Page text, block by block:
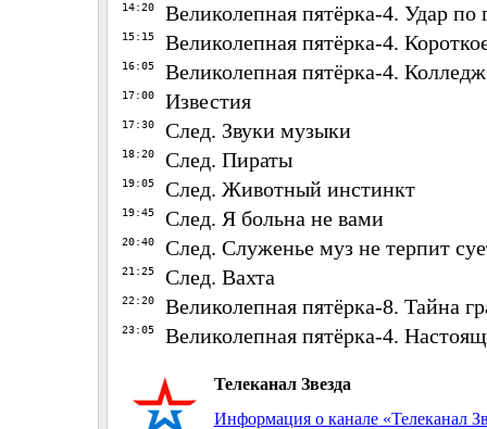
14:20 Великолепная пятёрка-4. Удар по
15:15 Великолепная пятёрка-4.
16:05 Великолепная пятёрка-4. Колледж
17:00 Известия
17:30 След. Звуки музыки
18:20 След. Пираты
19:05 След. Животный инстинкт
19:45 След. Я больна не вами
20:40 След. Служенье муз не терпит
21:25 След. Вахта
22:20 Великолепная пятёрка-8. Тайна
23:05 Великолепная пятёрка-4.
Телеканал Звезда
Информация о канале «Телеканал